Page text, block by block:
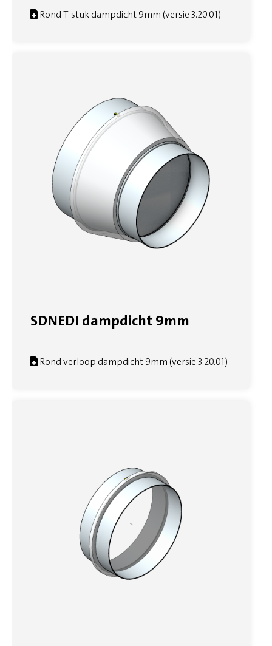
Rond T-stuk dampdicht 9mm (versie 3.20.01)
SDNEDI dampdicht 9mm
Rond verloop dampdicht 9mm (versie 3.20.01)